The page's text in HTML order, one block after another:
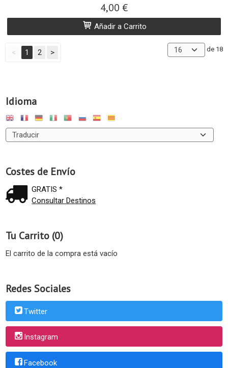
Idioma
Costes de Envío
GRATIS *
Consultar Destinos
Tu Carrito (0)
El carrito de la compra está vacío
Redes Sociales
Twitter
Instagram
Facebook
4,00 €
Añadir a Carrito
< 1 2 > de 18